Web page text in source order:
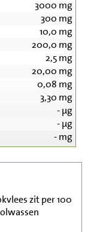
3000 mg
300 mg
10,0 mg
200,0 mg
2,5mg
20,00 mg
0,08 mg
3,30 mg
-µg
-µg
-mg
zit per 100